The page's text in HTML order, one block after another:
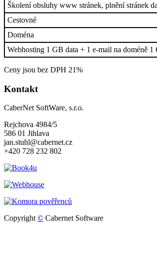
Školení obsluhy www stránek, plnění stránek
Cestovné
Doména
Webhosting 1 GB data + 1 e-mail na doméně
Ceny jsou bez DPH 21%
Kontakt
CaberNet SoftWare, s.r.o.
Rejchova 4984/5
586 01 Jihlava
jan.stuhl@cabernet.cz
+420 728 232 802
Copyright © Cabernet Software